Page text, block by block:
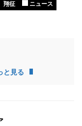
翔征
ニュース
と見る